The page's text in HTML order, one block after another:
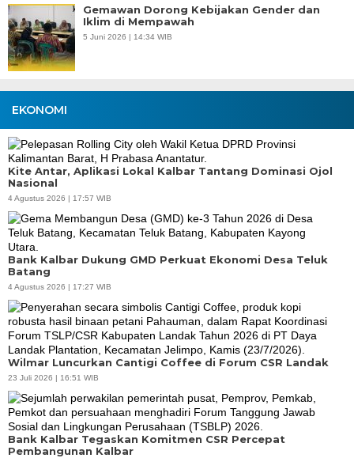
Gemawan Dorong Kebijakan Gender dan
Iklim di Mempawah
5 Juni 2026 | 14:34 WIB
EKONOMI
Kite Antar, Aplikasi Lokal Kalbar Tantang Dominasi Ojol
Nasional
4 Agustus 2026 | 17:57 WIB
Bank Kalbar Dukung GMD Perkuat Ekonomi Desa Teluk
Batang
4 Agustus 2026 | 17:27 WIB
Wilmar Luncurkan Cantigi Coffee di Forum CSR Landak
23 Juli 2026 | 16:51 WIB
Bank Kalbar Tegaskan Komitmen CSR Percepat
Pembangunan Kalbar